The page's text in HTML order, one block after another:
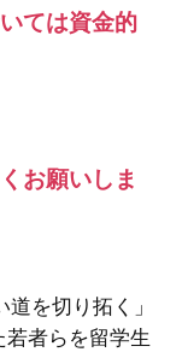
ては資金的
お願いしま
を切り拓く」
者らを留学生